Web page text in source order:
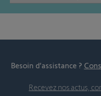
Besoin d’assistance ?
Recevez nos actus,